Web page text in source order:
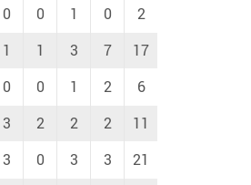
0 0 1 0
2
1 1 3 7
17
0 0 1 2
6
3 2 2 2
11
3 0 3 3
21